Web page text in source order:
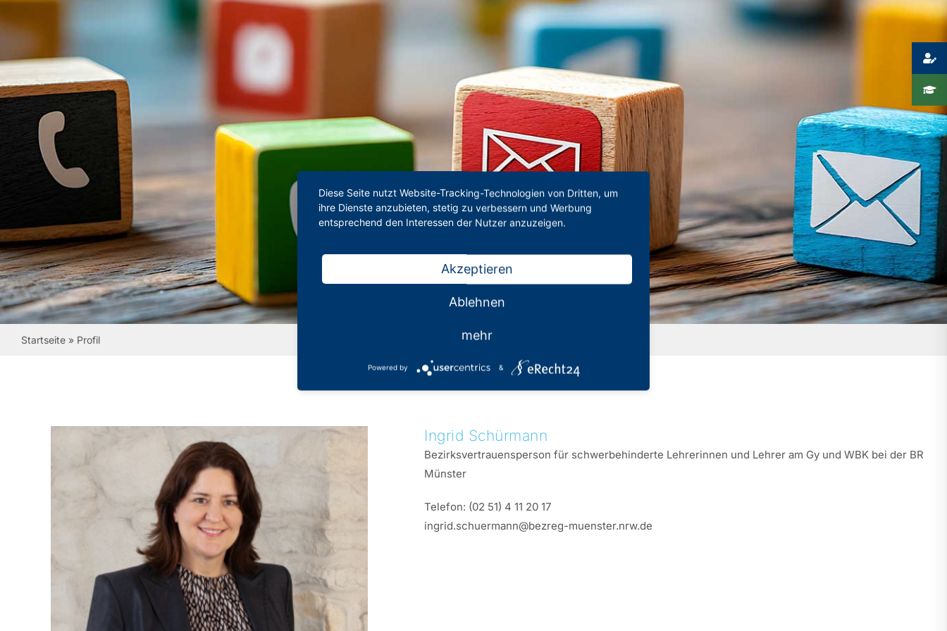
Startseite» Profil
Ingrid Schürmann
Bezirksvertrauensperson für schwerbehinderte Lehrerinnen und Lehrer am Gy und WBK bei der BR
Münster
Telefon: (02 51) 4 11 20 17
ingrid.schuermann@bezreg-muenster.nrw.de
Diese Seite nutzt Website-Tracking-Technologien von Dritten, um
ihre Dienste anzubieten, stetig zu verbessern und Werbung
entsprechend den Interessen der Nutzer anzuzeigen.
Akzeptieren
Ablehnen
mehr
Powered by &